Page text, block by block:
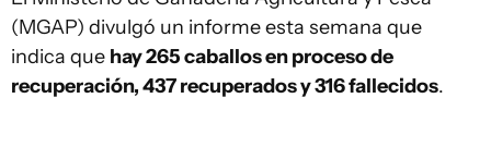
(MGAP) divulgó un informe esta semana que
indica que hay 265 caballos en proceso de
recuperación, 437 recuperados y 316 fallecidos.